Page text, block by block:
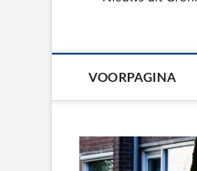
VOORPAGINA